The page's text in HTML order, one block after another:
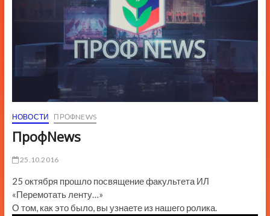
НОВОСТИ ПРОФNEWS
ПрофNews
25.10.2016
25 октября прошло посвящение факультета ИЛ
«Перемотать ленту…»
О том, как это было, вы узнаете из нашего ролика.